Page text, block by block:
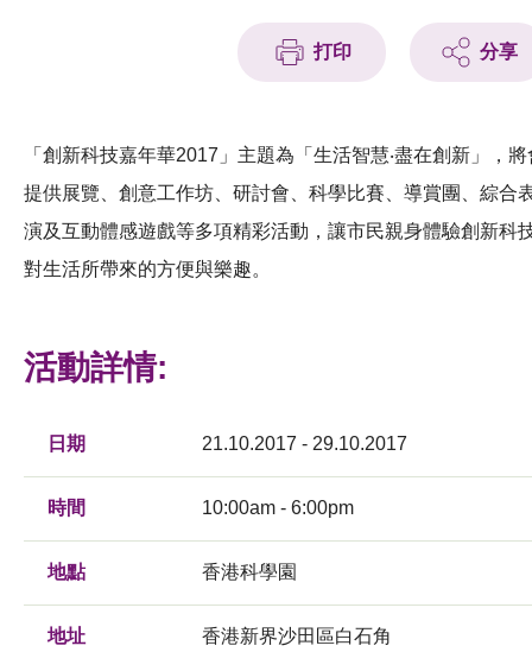
科技分享
會籍
打印 分享
「創新科技嘉年華2017」主題為「生活智慧‧盡在創新」，將
提供展覽、創意工作坊、研討會、科學比賽、導賞團、綜合
演及互動體感遊戲等多項精彩活動，讓市民親身體驗創新科
對生活所帶來的方便與樂趣。
活動詳情:
日期 21.10.2017 - 29.10.2017
時間 10:00am - 6:00pm
地點 香港科學園
地址 香港新界沙田區白石角